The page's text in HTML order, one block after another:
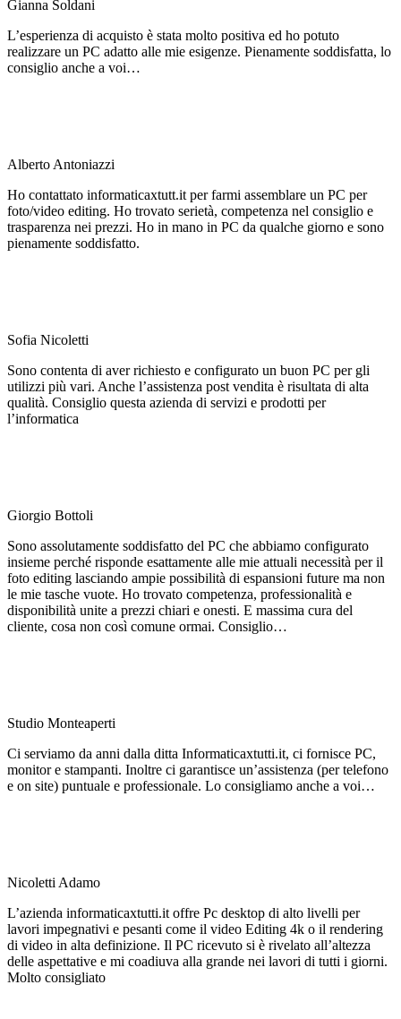
Gianna Soldani
L’esperienza di acquisto è stata molto positiva ed ho potuto
realizzare un PC adatto alle mie esigenze. Pienamente soddisfatta, lo
consiglio anche a voi…
Alberto Antoniazzi
Ho contattato informaticaxtutt.it per farmi assemblare un PC per
foto/video editing. Ho trovato serietà, competenza nel consiglio e
trasparenza nei prezzi. Ho in mano in PC da qualche giorno e sono
pienamente soddisfatto.
Sofia Nicoletti
Sono contenta di aver richiesto e configurato un buon PC per gli
utilizzi più vari. Anche l’assistenza post vendita è risultata di alta
qualità. Consiglio questa azienda di servizi e prodotti per
l’informatica
Giorgio Bottoli
Sono assolutamente soddisfatto del PC che abbiamo configurato
insieme perché risponde esattamente alle mie attuali necessità per il
foto editing lasciando ampie possibilità di espansioni future ma non
le mie tasche vuote. Ho trovato competenza, professionalità e
disponibilità unite a prezzi chiari e onesti. E massima cura del
cliente, cosa non così comune ormai. Consiglio…
Studio Monteaperti
Ci serviamo da anni dalla ditta Informaticaxtutti.it, ci fornisce PC,
monitor e stampanti. Inoltre ci garantisce un’assistenza (per telefono
e on site) puntuale e professionale. Lo consigliamo anche a voi…
Nicoletti Adamo
L’azienda informaticaxtutti.it offre Pc desktop di alto livelli per
lavori impegnativi e pesanti come il video Editing 4k o il rendering
di video in alta definizione. Il PC ricevuto si è rivelato all’altezza
delle aspettative e mi coadiuva alla grande nei lavori di tutti i giorni.
Molto consigliato